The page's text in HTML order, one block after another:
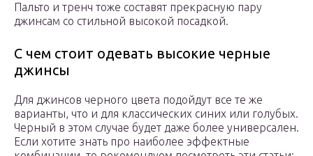
Пальто и тренч тоже составят прекрасную пару
джинсам со стильной высокой посадкой.
C чем стоит одевать высокие черные
джинсы
Для джинсов черного цвета подойдут все те же
варианты, что и для классических синих или голубых.
Черный в этом случае будет даже более универсален.
Если хотите знать про наиболее эффектные